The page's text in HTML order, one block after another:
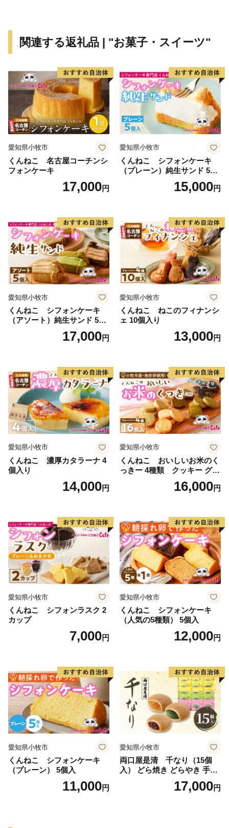
内シェアトップの製品を創りだしています。
ても過言ではありません！
返礼品にもご用意しておりますので、ぜひお試しくださ
い。
するまち」大竹市。
大竹の魅力のつまった品々を、ふるさと納税返礼品でお
関連する返礼品 | "お菓子・スイーツ"
愛知県小牧市
くんねこ 名古屋コーチンシ
フォンケーキ
17,000円
愛知県小牧市
くんねこ シフォンケーキ
（プレーン）純生サンド 5個
15,000円
愛知県小牧市
くんねこ シフォンケーキ
（アソート）純生サンド 5個
17,000円
愛知県小牧市
くんねこ ねこのフィナンシ
ェ 10個入り
13,000円
愛知県小牧市
くんねこ 濃厚カタラーナ 4
個入り
14,000円
愛知県小牧市
くんねこ おいしいお米のく
っきー 4種類 クッキー グル
16,000円
愛知県小牧市
くんねこ シフォンラスク 2
カップ
7,000円
愛知県小牧市
くんねこ シフォンケーキ
（人気の5種類） 5個入
12,000円
愛知県小牧市
くんねこ シフォンケーキ
（プレーン） 5個入
11,000円
愛知県小牧市
両口屋是清 千なり（15個
入） どら焼き どらやき 手土
産 お土産 土産 丹波大納言小
豆 抹茶 林檎 りんご 慶事 お
17,000円